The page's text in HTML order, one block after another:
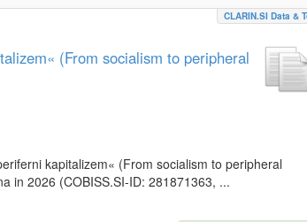
CLARIN.SI Data &
(From socialism to peripheral
kapitalizem« (From socialism to peripheral
in 2026 (COBISS.SI-ID: 281871363, ...